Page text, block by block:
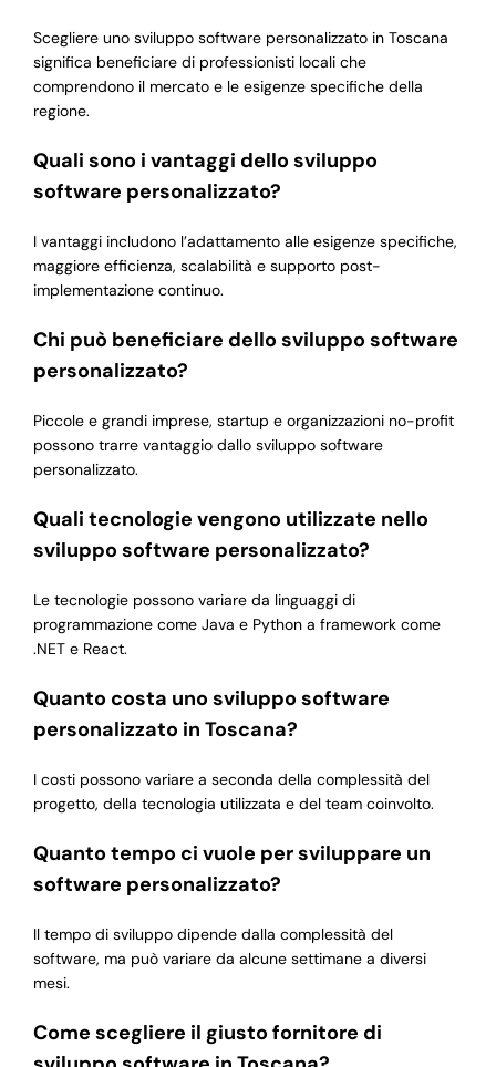
Scegliere uno sviluppo software personalizzato in Toscana
significa beneficiare di professionisti locali che
comprendono il mercato e le esigenze specifiche della
regione.
Quali sono i vantaggi dello sviluppo
software personalizzato?
I vantaggi includono l’adattamento alle esigenze specifiche,
maggiore efficienza, scalabilità e supporto post-
implementazione continuo.
Chi può beneficiare dello sviluppo software
personalizzato?
Piccole e grandi imprese, startup e organizzazioni no-profit
possono trarre vantaggio dallo sviluppo software
personalizzato.
Quali tecnologie vengono utilizzate nello
sviluppo software personalizzato?
Le tecnologie possono variare da linguaggi di
programmazione come Java e Python a framework come
.NET e React.
Quanto costa uno sviluppo software
personalizzato in Toscana?
I costi possono variare a seconda della complessità del
progetto, della tecnologia utilizzata e del team coinvolto.
Quanto tempo ci vuole per sviluppare un
software personalizzato?
Il tempo di sviluppo dipende dalla complessità del
software, ma può variare da alcune settimane a diversi
mesi.
Come scegliere il giusto fornitore di